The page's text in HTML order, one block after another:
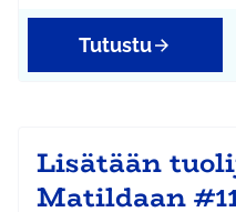
Tutustu
Lisätään
Matildaan